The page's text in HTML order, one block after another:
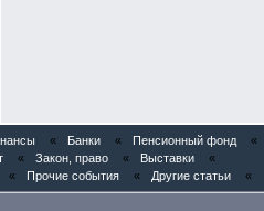
« Банки « Пенсионный фонд
«
« Закон, право « Выставки
«
« Прочие события « Другие статьи «